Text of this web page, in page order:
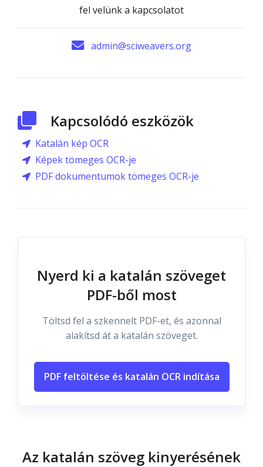
fel velünk a kapcsolatot
admin@sciweavers.org
Kapcsolódó eszközök
Katalán kép OCR
Képek tömeges OCR-je
PDF dokumentumok tömeges OCR-je
Nyerd ki a katalán szöveget
PDF-ből most
Töltsd fel a szkennelt PDF-et, és azonnal
alakítsd át a katalán szöveget.
PDF feltöltése és katalán OCR indítása
Az katalán szöveg kinyerésének